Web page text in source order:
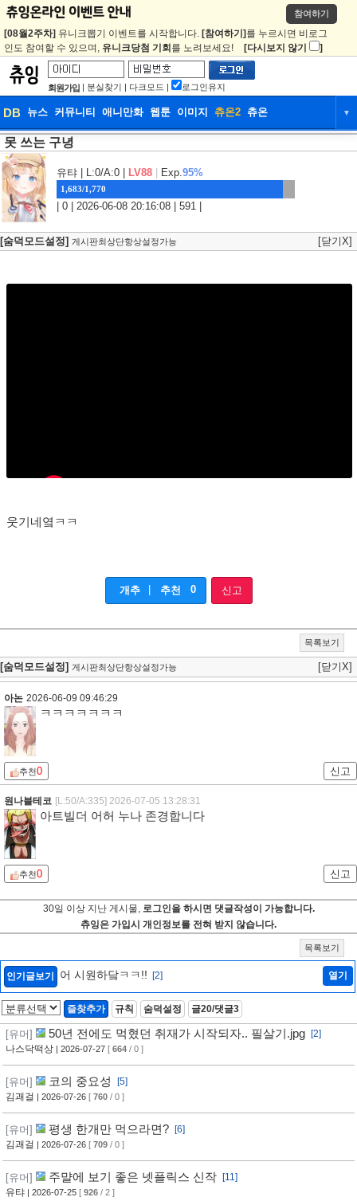
참여하기
[08월2주차] 유니크뽑기 이벤트를 시작합니다. [참여하기] 를 누르시면 비로그
인도 참여할 수 있으며, 유니크당첨 기회 를 노려보세요! [다시보지 않기 ]
회원가입 | 분실찾기 | 다크모드 | 로그인유지
DB 뉴스 커뮤니티 애니만화 웹툰 이미지 츄온2 츄온 ▼
DB
웹툰 이미지
못 쓰는 구녕
유탸 | L:0/A:0 | LV88 Exp.95%
1,683/1,770
| 0 | 2026-06-08 20:16:08 | 591 |
[숨덕모드설정] 게시판최상단항상설정가능 [닫기X]
웃기네옄ㅋㅋ
개추 추천 0 신고
목록보기
[숨덕모드설정] 게시판최상단항상설정가능 [닫기X]
아논 2026-06-09 09:46:29
ㅋㅋㅋㅋㅋㅋㅋ
추천0 신고
원나블테코 [L:50/A:335] 2026-07-05 13:28:31
아트빌더 어허 누나 존경합니다
추천0 신고
30일 이상 지난 게시물, 로그인을 하시면 댓글작성이 가능합니다.
츄잉은 가입시 개인정보를 전혀 받지 않습니다.
목록보기
인기글보기 어 시원하닼ㅋㅋ!! [2] 열기
즐찾추가 규칙 숨덕설정 글20/댓글3
[유머] 50년 전에도 먹혔던 취재가 시작되자.. 필살기.jpg
[2]
나스닥떡상 | 2026-07-27 [ 664 / 0 ]
[유머] 코의 중요성
[5]
김괘걸
| 2026-07-26 [ 760 / 0 ]
[유머] 평생 한개만 먹으라면?
[6]
김괘걸
| 2026-07-26 [ 709 / 0 ]
[유머] 주먈에 보기 좋은 넷플릭스 신작
[11]
유탸 | 2026-07-25 [ 926 / 2 ]